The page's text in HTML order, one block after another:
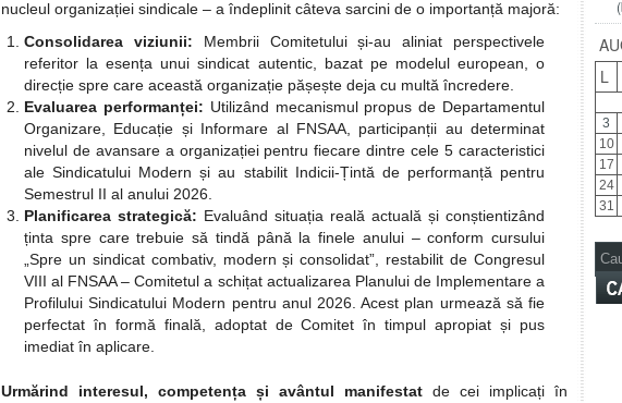
nucleul organizației sindicale – a îndeplinit câteva sarcini de o importanță majoră:
Consolidarea viziunii: Membrii Comitetului și-au aliniat perspectivele
referitor la esența unui sindicat autentic, bazat pe modelul european, o
direcție spre care această organizație pășește deja cu multă încredere.
Evaluarea performanței: Utilizând mecanismul propus de Departamentul
Organizare, Educație și Informare al FNSAA, participanții au determinat
nivelul de avansare a organizației pentru fiecare dintre cele 5 caracteristici
ale Sindicatului Modern și au stabilit Indicii-Țintă de performanță pentru
Semestrul II al anului 2026.
Planificarea strategică: Evaluând situația reală actuală și conștientizând
ținta spre care trebuie să tindă până la finele anului – conform cursului
„Spre un sindicat combativ, modern și consolidat”, restabilit de Congresul
VIII al FNSAA – Comitetul a schițat actualizarea Planului de Implementare a
Profilului Sindicatului Modern pentru anul 2026. Acest plan urmează să fie
perfectat în formă finală, adoptat de Comitet în timpul apropiat și pus
imediat în aplicare.
Urmărind interesul, competența și avântul manifestat de cei implicați în
L
3
10
17
24
31